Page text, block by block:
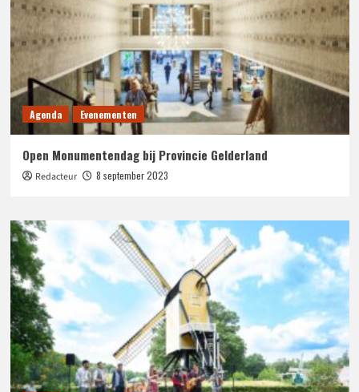
Agenda Evenementen
Open Monumentendag bij Provincie Gelderland
Redacteur 8 september 2023